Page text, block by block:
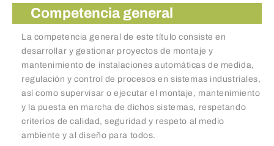
Competencia general
La competencia general de este título consiste en
desarrollar y gestionar proyectos de montaje y
mantenimiento de instalaciones automáticas de medida,
regulación y control de procesos en sistemas industriales,
así como supervisar o ejecutar el montaje, mantenimiento
y la puesta en marcha de dichos sistemas, respetando
criterios de calidad, seguridad y respeto al medio
ambiente y al diseño para todos.